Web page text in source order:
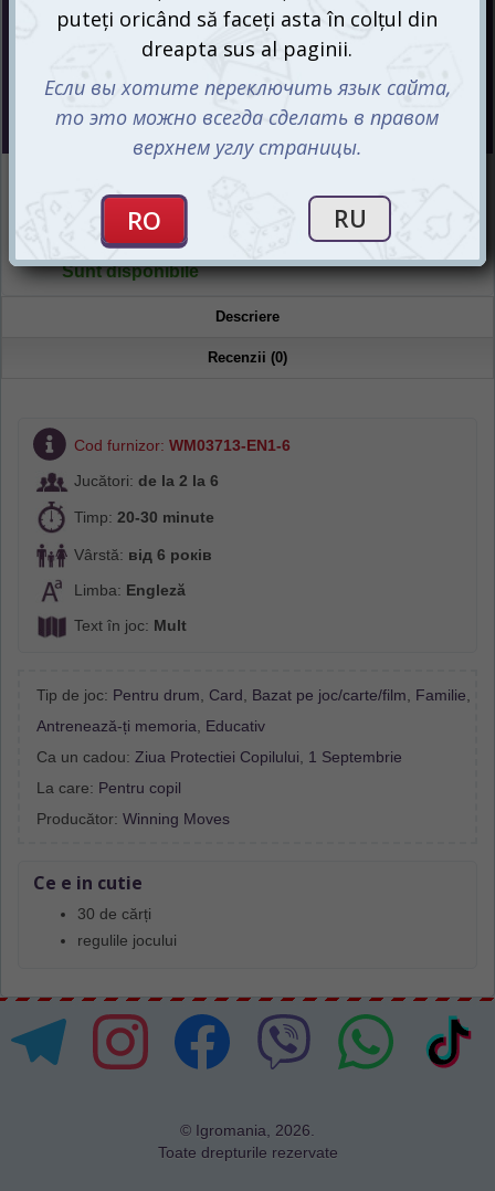
Preț :
132mdl
Sunt disponibile
Magazin "Igromania"
Sunt disponibile
Descriere
Recenzii (0)
Cod furnizor: WM03713-EN1-6
Jucători: de la 2 la 6
Timp: 20-30 minute
Vârstă: від 6 років
Limba: Engleză
Text în joc: Mult
Tip de joc: Pentru drum Card Bazat pe joc/carte/film Familie
Antrenează-ți memoria
Educativ
Ca un cadou: Ziua Protectiei Copilului
1 Septembrie
La care: Pentru copil
Producător: Winning Moves
Ce e in cutie
30 de cărți
regulile jocului
© Igromania, 2026.
Toate drepturile rezervate